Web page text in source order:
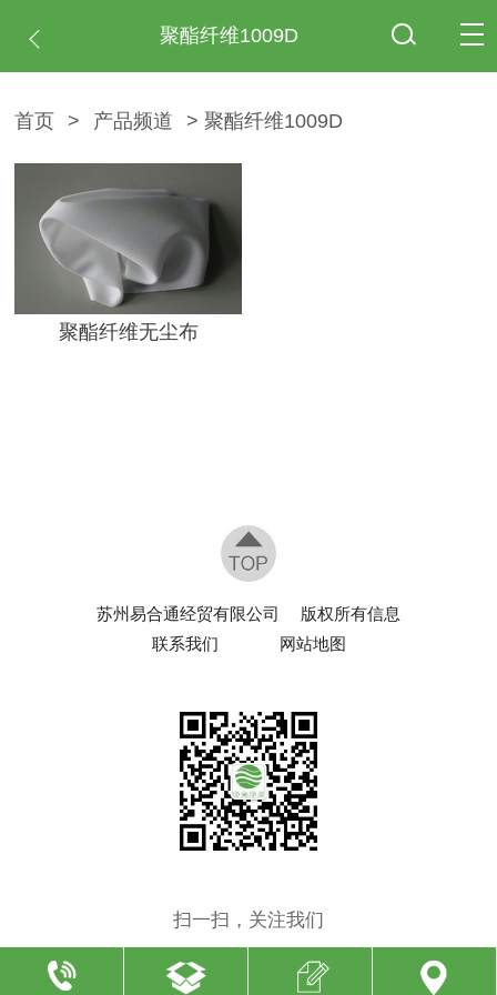
聚酯纤维1009D
首页 > 产品频道 > 聚酯纤维1009D
聚酯纤维无尘布
苏州易合通经贸有限公司
版权所有信息
联系我们
网站地图
扫一扫，关注我们